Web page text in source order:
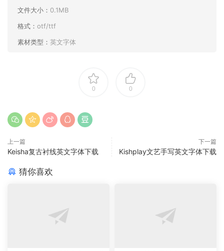
文件大小： 0.1MB
格式： otf/ttf
素材类型： 英文字体
0 0
上一篇
Keisha复古衬线英文字体下载
下一篇
Kishplay文艺手写英文字体下载
猜你喜欢